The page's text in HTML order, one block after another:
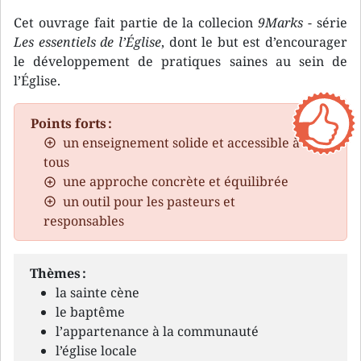
Cet ouvrage fait partie de la collecion9Marks - série
Les essentiels de l’Église, dont le but est d’encourager
le développement de pratiques saines au sein de
l’Église.
Points forts :
un enseignement solide et accessible à
tous
une approche concrète et équilibrée
un outil pour les pasteurs et
responsables
Thèmes :
la sainte cène
le baptême
l’appartenance à la communauté
l’église locale